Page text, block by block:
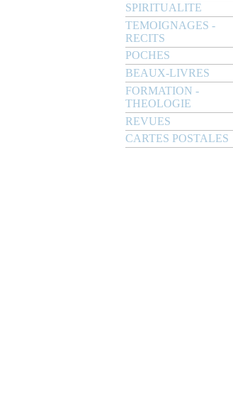
SPIRITUALITE
TEMOIGNAGES -
RECITS
POCHES
BEAUX-LIVRES
FORMATION -
THEOLOGIE
REVUES
CARTES POSTALES